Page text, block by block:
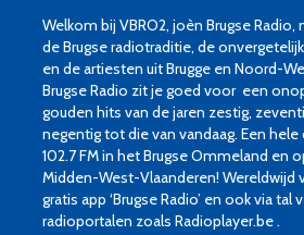
Welkom bij VBRO2, joèn Brugse
de Brugse radiotraditie, de
en de artiesten uit Brugge en Noord-
Brugse Radio zit je goed voor een
gouden hits van de jaren zestig,
negentig tot die van vandaag. Een hele
102.7 FM in het Brugse Ommeland en
Midden-West-Vlaanderen! Wereldwijd
gratis app ‘Brugse Radio’ en ook via tal
radioportalen zoals Radioplayer.be .